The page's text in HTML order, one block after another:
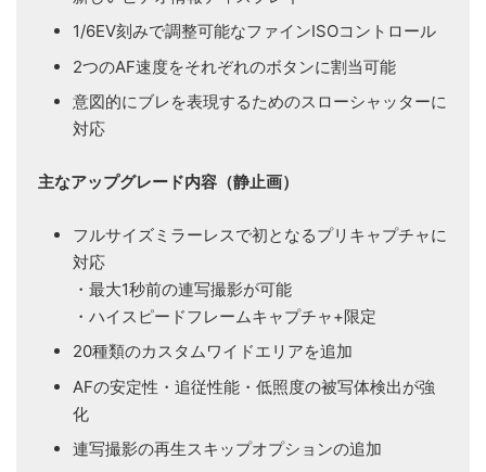
1/6EV刻みで調整可能なファインISOコントロール
2つのAF速度をそれぞれのボタンに割当可能
意図的にブレを表現するためのスローシャッターに
対応
主なアップグレード内容（静止画）
フルサイズミラーレスで初となるプリキャプチャに
対応
・最大1秒前の連写撮影が可能
・ハイスピードフレームキャプチャ+限定
20種類のカスタムワイドエリアを追加
AFの安定性・追従性能・低照度の被写体検出が強
化
連写撮影の再生スキップオプションの追加